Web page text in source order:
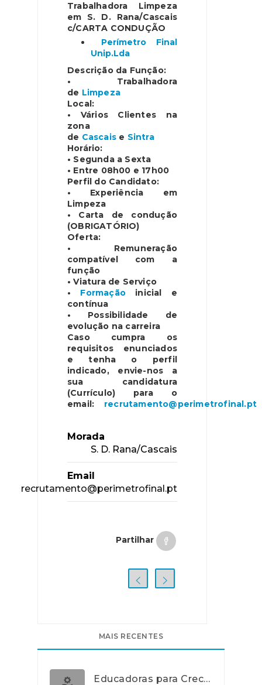
Trabalhadora Limpeza
em S. D. Rana/Cascais
c/CARTA CONDUÇÃO
Perímetro Final
Unip.Lda
Descrição da Função:
• Trabalhadora
de Limpeza
Local:
• Vários Clientes na
zona
de Cascais e Sintra
Horário:
• Segunda a Sexta
• Entre 08h00 e 17h00
Perfil do Candidato:
• Experiência em
Limpeza
• Carta de condução
(OBRIGATÓRIO)
Oferta:
• Remuneração
compatível com a
função
• Viatura de Serviço
• Formação inicial e
contínua
• Possibilidade de
evolução na carreira
Caso cumpra os
requisitos enunciados
e tenha o perfil
indicado, envie-nos a
sua candidatura
(Currículo) para o
email: recrutamento@perimetrofinal.pt
Morada
S. D. Rana/Cascais
Email
recrutamento@perimetrofinal.pt
Partilhar
MAIS RECENTES
Educadoras para Creche e J.I., Lisboa